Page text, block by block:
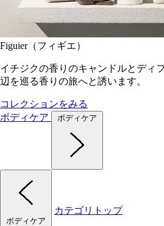
Figuier（フィギエ）
イチジクの香りのキャンドルとディ
辺を巡る香りの旅へと誘います。
コレクションをみる
ボディケア
ボディケア
ボディケア
カテゴリトップ